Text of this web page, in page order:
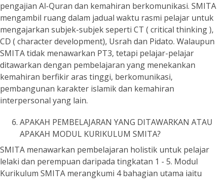
pengajian Al-Quran dan kemahiran berkomunikasi. SMITA
mengambil ruang dalam jadual waktu rasmi pelajar untuk
mengajarkan subjek-subjek seperti CT ( critical thinking ),
CD ( character development), Usrah dan Pidato. Walaupun
SMITA tidak menawarkan PT3, tetapi pelajar-pelajar
ditawarkan dengan pembelajaran yang menekankan
kemahiran berfikir aras tinggi, berkomunikasi,
pembangunan karakter islamik dan kemahiran
interpersonal yang lain.
APAKAH PEMBELAJARAN YANG DITAWARKAN ATAU
APAKAH MODUL KURIKULUM SMITA?
SMITA menawarkan pembelajaran holistik untuk pelajar
lelaki dan perempuan daripada tingkatan 1 - 5. Modul
Kurikulum SMITA merangkumi 4 bahagian utama iaitu